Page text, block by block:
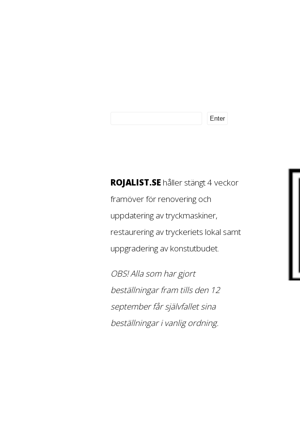
ROJALIST.SE håller stängt 4 veckor
framöver för renovering och
uppdatering av tryckmaskiner,
restaurering av tryckeriets lokal samt
uppgradering av konstutbudet.
OBS! Alla som har gjort
beställningar fram tills den 12
september får självfallet sina
beställningar i vanlig ordning.